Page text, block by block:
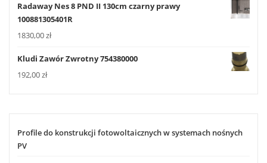
Radaway Nes 8 PND II 130cm czarny prawy
100881305401R
1830,00zł
Kludi Zawór Zwrotny 754380000
192,00zł
Profile do konstrukcji fotowoltaicznych w systemach nośnych
PV